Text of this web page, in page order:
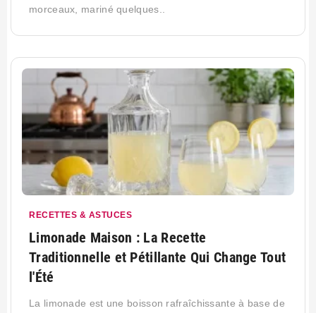
morceaux, mariné quelques..
RECETTES & ASTUCES
Limonade Maison : La Recette
Traditionnelle et Pétillante Qui Change Tout
l'Été
La limonade est une boisson rafraîchissante à base de